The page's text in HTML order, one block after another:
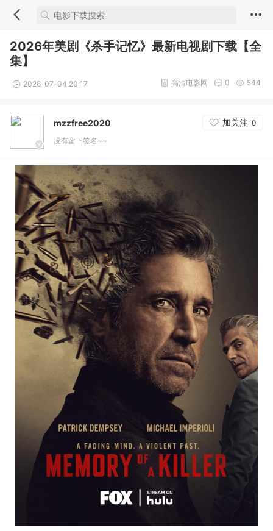
2026年美剧《杀手记忆》最新电视剧下载【全
集】
2026-07-04 20:17 544
0
高清电影网
mzzfree2020 加关注 0
没有留下签名~~